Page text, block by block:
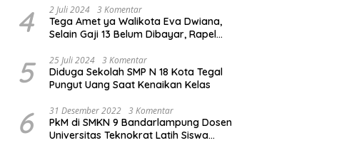
Lampung
4 2 Juli 2024 3 Komentar
Tega Amet ya Walikota Eva Dwiana,
Selain Gaji 13 Belum Dibayar, Rapel
Dibayar
5 25 Juli 2024 3 Komentar
Diduga Sekolah SMP N 18 Kota Tegal
Pungut Uang Saat Kenaikan Kelas
6 31 Desember 2022 3 Komentar
PkM di SMKN 9 Bandarlampung Dosen
Universitas Teknokrat Latih Siswa